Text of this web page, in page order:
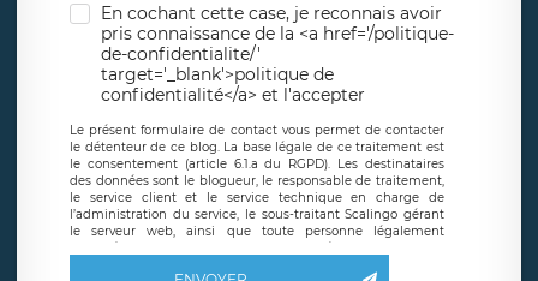
En cochant cette case, je reconnais avoir
pris connaissance de la <a href='/politique-
de-confidentialite/'
target='_blank'>politique de
confidentialité</a> et l'accepter
Le présent formulaire de contact vous permet de contacter
le détenteur de ce blog. La base légale de ce traitement est
le consentement (article 6.1.a du RGPD). Les destinataires
des données sont le blogueur, le responsable de traitement,
le service client et le service technique en charge de
l’administration du service, le sous-traitant Scalingo gérant
le serveur web, ainsi que toute personne légalement
autorisée. Le formulaire de contact à destination du